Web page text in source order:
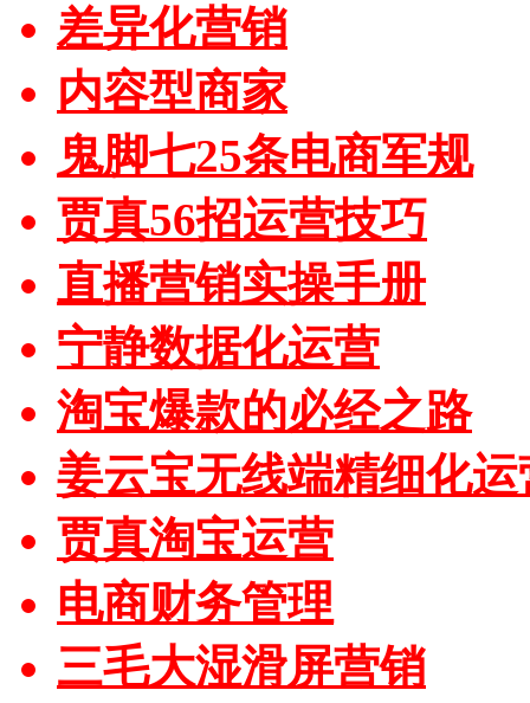
差异化营销
内容型商家
鬼脚七25条电商军规
贾真56招运营技巧
直播营销实操手册
宁静数据化运营
淘宝爆款的必经之路
姜云宝无线端精细化运
贾真淘宝运营
电商财务管理
三毛大湿滑屏营销